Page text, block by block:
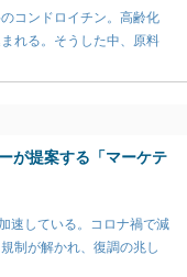
コンドロイチン。高齢化
れる。そうした中、原料
が提案する「マーケテ
速している。コロナ禍で減
制が解かれ、復調の兆し